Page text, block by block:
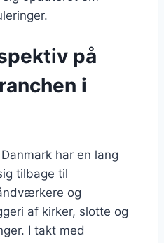
på
i
har en lang
tilbage til
og
af kirker, slotte og
I takt med